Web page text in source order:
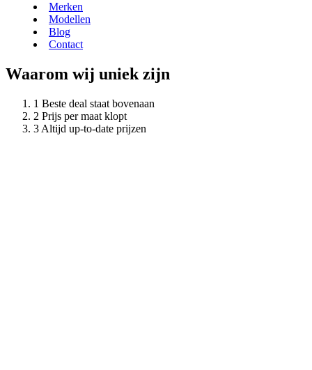
Merken
Modellen
Blog
Contact
Waarom wij uniek zijn
Beste deal staat bovenaan
Prijs per maat klopt
Altijd up-to-date prijzen